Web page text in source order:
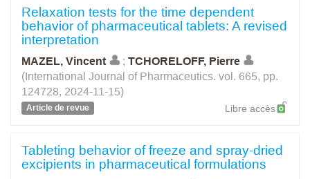
Relaxation tests for the time dependent
behavior of pharmaceutical tablets: A revised
interpretation
MAZEL, Vincent ; TCHORELOFF, Pierre
(International Journal of Pharmaceutics. vol. 665, pp.
124728, 2024-11-15)
Article de revue Libre accès
Tableting behavior of freeze and spray-dried
excipients in pharmaceutical formulations